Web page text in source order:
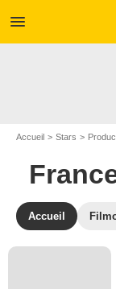
menu
Accueil Stars
Accueil